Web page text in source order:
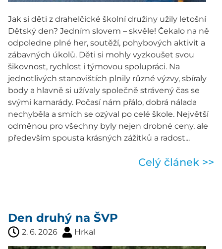
Jak si děti z drahelčické školní družiny užily letošní
Dětský den? Jedním slovem – skvěle! Čekalo na ně
odpoledne plné her, soutěží, pohybových aktivit a
zábavných úkolů. Děti si mohly vyzkoušet svou
šikovnost, rychlost i týmovou spolupráci. Na
jednotlivých stanovištích plnily různé výzvy, sbíraly
body a hlavně si užívaly společně strávený čas se
svými kamarády. Počasí nám přálo, dobrá nálada
nechyběla a smích se ozýval po celé škole. Největší
odměnou pro všechny byly nejen drobné ceny, ale
především spousta krásných zážitků a radost...
Celý článek >>
Den druhý na ŠVP
2. 6. 2026 Hrkal